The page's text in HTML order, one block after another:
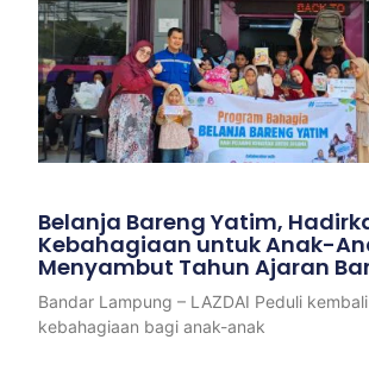
Belanja Bareng Yatim,
Kebahagiaan untuk Anak-
Menyambut Tahun Ajaran
Bandar Lampung – LAZDAI Peduli
kebahagiaan bagi anak-anak